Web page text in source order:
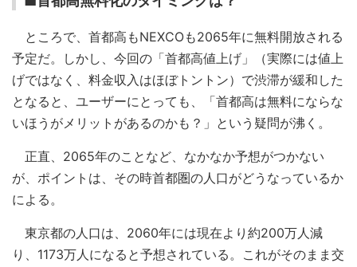
ところで、首都高もNEXCOも2065年に無料開放される
予定だ。しかし、今回の「首都高値上げ」（実際には値上
げではなく、料金収入はほぼトントン）で渋滞が緩和した
となると、ユーザーにとっても、「首都高は無料にならな
いほうがメリットがあるのかも？」という疑問が沸く。
正直、2065年のことなど、なかなか予想がつかない
が、ポイントは、その時首都圏の人口がどうなっているか
による。
東京都の人口は、2060年には現在より約200万人減
り、1173万人になると予想されている。これがそのまま交